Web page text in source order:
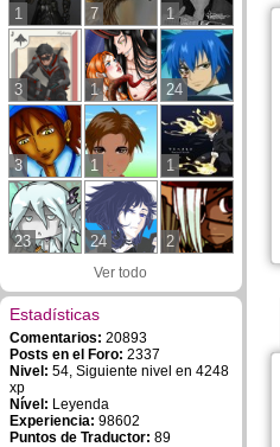
1 7 1
3 1 24
3 1 1
23 24 2
Ver todo
Estadísticas
Comentarios: 20893
Posts en el Foro: 2337
Nivel: 54, Siguiente nivel en 4248
xp
Nível: Leyenda
Experiencia: 98602
Puntos de Traductor: 89